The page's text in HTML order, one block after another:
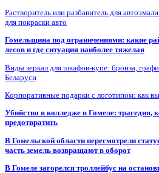
Растворитель или разбавитель для
для покраски авто
Гомельщина под ограничениями: какие
лесов и где ситуация наиболее тяжелая
Виды зеркал для шкафов-купе: бронза,
Беларуси
Корпоративные подарки с логотипом: как
Убийство в колледже в Гомеле: трагедия,
предотвратить
В Гомельской области пересмотрели
часть земель возвращают в оборот
В Гомеле загорелся троллейбус на